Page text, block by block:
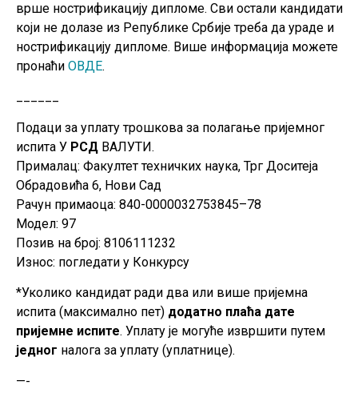
врше нострификацију дипломе. Сви остали кандидати
који не долазе из Републике Србије треба да ураде и
нострификацију дипломе. Више информација можете
пронаћи ОВДЕ.
Подаци за уплату трошкова за полагање пријемног
испита У РСД ВАЛУТИ.
Прималац: Факултет техничких наука, Трг Доситеја
Обрадовића 6, Нови Сад
Рачун примаоца: 840-0000032753845–78
Модел: 97
Позив на број: 8106111232
Износ: погледати у Конкурсу
*Уколико кандидат ради два или више пријемна
испита (максимално пет) додатно плаћа дате
пријемне испите. Уплату је могуће извршити путем
једног налога за уплату (уплатнице).
—-